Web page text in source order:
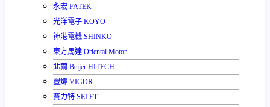
永宏 FATEK
光洋電子 KOYO
神港電機 SHINKO
東方馬達 Oriental Motor
北爾 Beijer HITECH
豐煒 VIGOR
賽力特 SELET